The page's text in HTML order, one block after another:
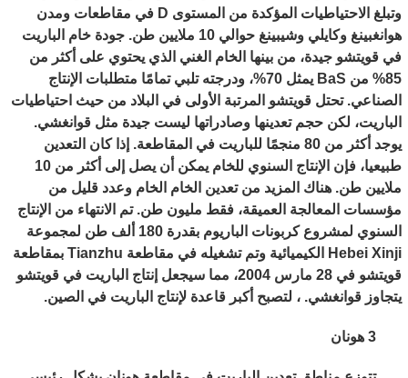
وتبلغ الاحتياطيات المؤكدة من المستوى D في مقاطعات ومدن
هوانغبينغ وكايلي وشيبينغ حوالي 10 ملايين طن. جودة خام الباريت
في قويتشو جيدة، من بينها الخام الغني الذي يحتوي على أكثر من
85% من BaS يمثل 70%، ودرجته تلبي تمامًا متطلبات الإنتاج
الصناعي. تحتل قويتشو المرتبة الأولى في البلاد من حيث احتياطيات
الباريت، لكن حجم تعدينها وصادراتها ليست جيدة مثل قوانغشي.
يوجد أكثر من 80 منجمًا للباريت في المقاطعة. إذا كان التعدين
طبيعيا، فإن الإنتاج السنوي للخام يمكن أن يصل إلى أكثر من 10
ملايين طن. هناك المزيد من تعدين الخام الخام وعدد قليل من
مؤسسات المعالجة العميقة، فقط مليون طن. تم الانتهاء من الإنتاج
السنوي لمشروع كربونات الباريوم بقدرة 180 ألف طن لمجموعة
Hebei Xinji الكيميائية وتم تشغيله في مقاطعة Tianzhu بمقاطعة
قويتشو في 28 مارس 2004، مما سيجعل إنتاج الباريت في قويتشو
يتجاوز قوانغشي. ، لتصبح أكبر قاعدة لإنتاج الباريت في الصين.
3 هونان